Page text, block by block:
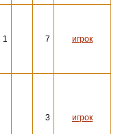
1 7 игрок
3 игрок